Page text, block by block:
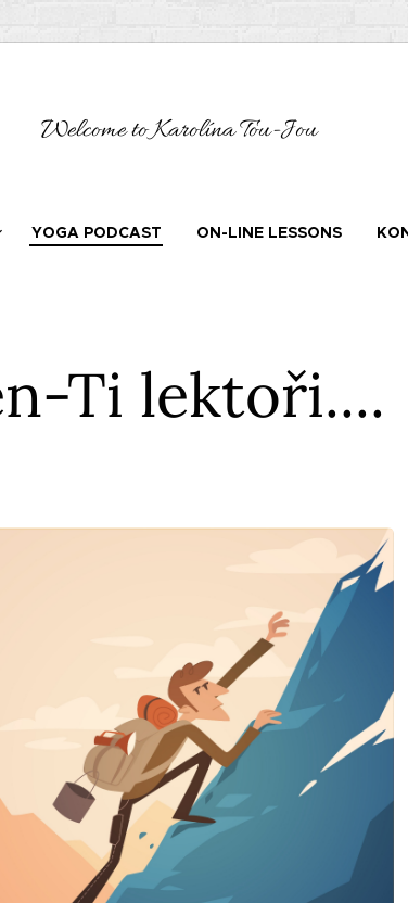
Welcome to Karolína Tou-Jou
YOGA PODCAST ON-LINE LESSONS
Ti lektoři....